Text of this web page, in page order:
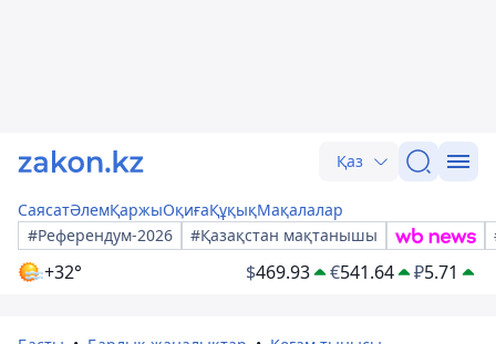
Қаз
СаясатӘлемҚаржыОқиғаҚұқықМақалалар
#Референдум-2026
#Қазақстан мақтанышы
+32° $469.93 €541.64 ₽5.71